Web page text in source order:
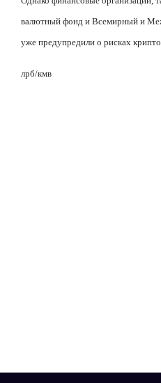
валютный фонд и Всемирный и
уже предупредили о рисках
лрб/кмв